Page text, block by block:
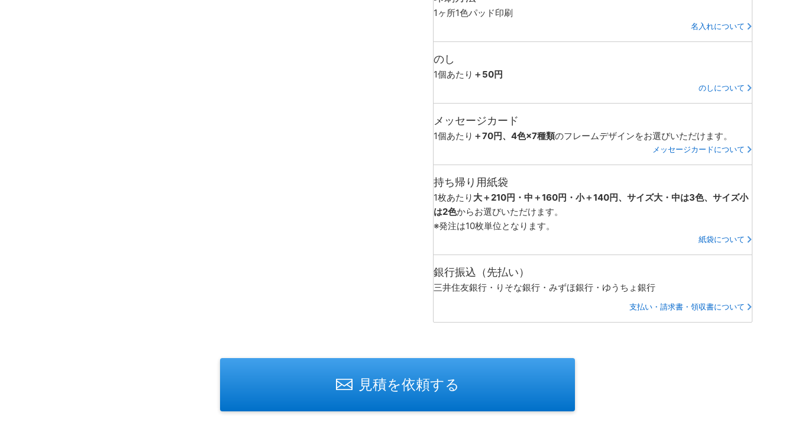
1ヶ所1色パッド印刷
名入れについて
のし
1個あたり ＋50円
のしについて
メッセージカード
1個あたり ＋70円、4色×7種類のフレームデザインをお選びいただけます。
メッセージカードについて
持ち帰り用紙袋
1枚あたり 大＋210円・中＋160円・小＋140円、サイズ大・中は3色、サイズ小
は2色からお選びいただけます。
※発注は10枚単位となります。
紙袋について
銀行振込（先払い）
三井住友銀行・りそな銀行・みずほ銀行・ゆうちょ銀行
支払い・請求書・領収書について
見積を依頼する